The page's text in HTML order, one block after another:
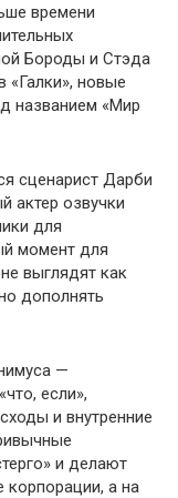
времени
Бороды и Стэда
новые
названием «Мир
сценарист Дарби
актер озвучки
для
момент для
выглядят как
дополнять
—
если»,
и внутренние
и делают
корпорации, а на